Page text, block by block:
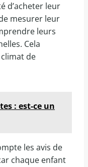
d’acheter leur
mesurer leur
leurs
Cela
de
: est-ce un
les avis de
chaque enfant